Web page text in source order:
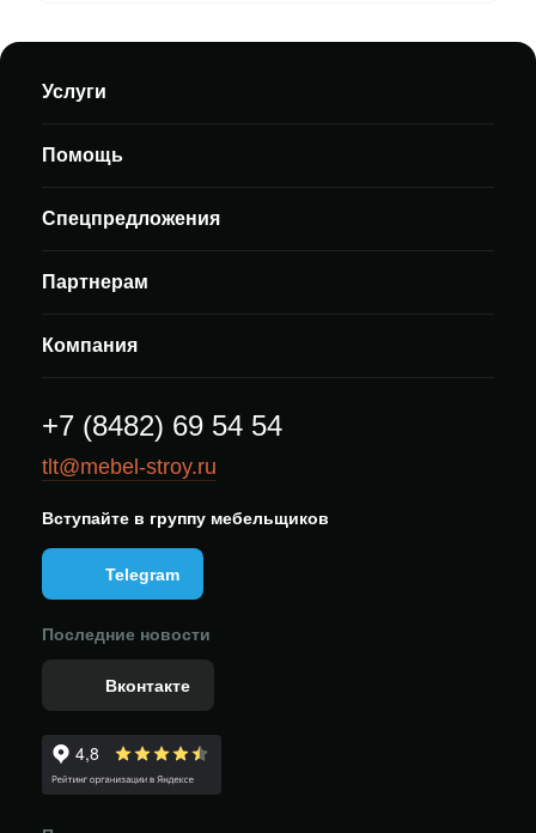
Услуги
Помощь
Спецпредложения
Партнерам
Компания
+7 (8482) 69 54 54
tlt@mebel-stroy.ru
Вступайте в группу мебельщиков
Telegram
Последние новости
Вконтакте